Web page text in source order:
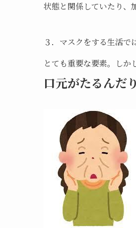
状態と関係していたり、
３．マスクをする生活で
とても重要な要素。しか
口元がたるんだり